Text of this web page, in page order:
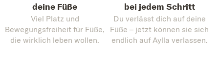
deine Füße
Viel Platz und
Bewegungsfreiheit für Füße,
die wirklich leben wollen.
bei jedem Schritt
Du verlässt dich auf deine
Füße – jetzt können sie sich
endlich auf Aylla verlassen.